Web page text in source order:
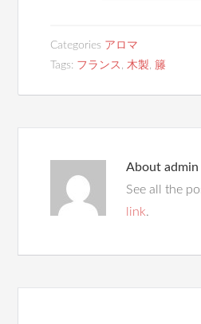
Categories アロマ
Tags: フランス ,木製,籐
About admin
See all the
link.